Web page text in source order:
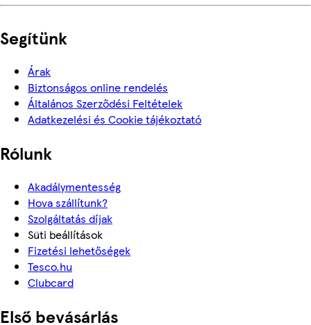
Segítünk
Árak
Biztonságos online rendelés
Általános Szerződési Feltételek
Adatkezelési és Cookie tájékoztató
Rólunk
Akadálymentesség
Hova szállítunk?
Szolgáltatás díjak
Süti beállítások
Fizetési lehetőségek
Tesco.hu
Clubcard
Első bevásárlás